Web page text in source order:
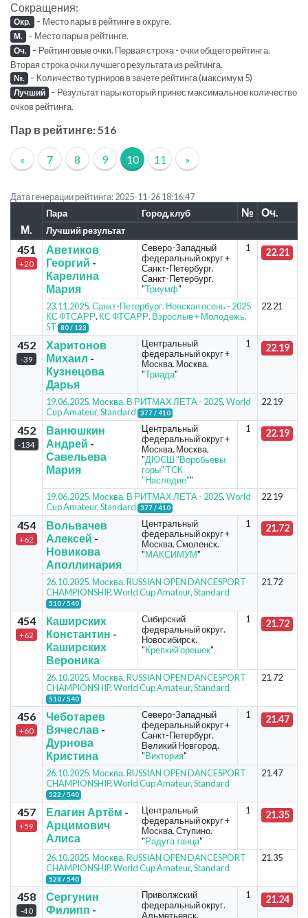
Сокращения:
Окр. - Место пары в рейтинге в округе.
М. - Место пары в рейтинге.
Оч. - Рейтинговые очки. Первая строка - очки общего рейтинга.
Вторая строка очки лучшего результата из рейтинга.
№. - Количество турниров в зачете рейтинга (максимум 5)
Лучший - Результат пары который принес максимальное количество
очков рейтинга.
Пар в рейтинге: 516
« 7 8 9 10 11 »
Дата генерации рейтинга: 2025-11-26 18:16:47
М.
Пара Город,клуб № Оч.
Лучший результат
451
+20
Аветиков
Георгий -
Карелина
Мария
Северо-Западный
федеральный округ +
Санкт-Петербург.
Санкт-Петербург.
"Триумф"
1 22.21
23.11.2025. Санкт-Петербург. Невская осень - 2025
КС ФТСАРР. КС ФТСАРР. Взрослые + Молодежь,
ST
80 / 123
22.21
452
-39
Харитонов
Михаил -
Кузнецова
Дарья
Центральный
федеральный округ +
Москва. Москва.
"Триада"
1 22.19
19.06.2025. Москва. В РИТМАХ ЛЕТА - 2025.World
Cup Amateur, Standard
377 / 410
22.19
452
-134
Ванюшкин
Андрей -
Савельева
Мария
Центральный
федеральный округ +
Москва. Москва.
"ДЮСШ "Воробьевы
горы" ТСК
"Наследие""
1 22.19
19.06.2025. Москва. В РИТМАХ ЛЕТА - 2025.World
Cup Amateur, Standard
377 / 410
22.19
454
+62
Вольвачев
Алексей -
Новикова
Аполлинария
Центральный
федеральный округ +
Москва. Смоленск.
"МАКСИМУМ"
1 21.72
26.10.2025. Москва. RUSSIAN OPEN DANCESPORT
CHAMPIONSHIP.World Cup Amateur, Standard
510 / 540
21.72
454
+62
Каширских
Константин -
Каширских
Вероника
Сибирский
федеральный округ.
Новосибирск.
"Крепкий орешек"
1 21.72
26.10.2025. Москва. RUSSIAN OPEN DANCESPORT
CHAMPIONSHIP.World Cup Amateur, Standard
510 / 540
21.72
456
+60
Чеботарев
Вячеслав-
Дурнова
Кристина
Северо-Западный
федеральный округ +
Санкт-Петербург.
Великий Новгород.
"Виктория"
1 21.47
26.10.2025. Москва. RUSSIAN OPEN DANCESPORT
CHAMPIONSHIP.World Cup Amateur, Standard
522 / 540
21.47
457
+59
Елагин Артём -
Арцимович
Алиса
Центральный
федеральный округ +
Москва. Ступино.
"Радуга танца"
1 21.35
26.10.2025. Москва. RUSSIAN OPEN DANCESPORT
CHAMPIONSHIP.World Cup Amateur, Standard
528 / 540
21.35
458
-40
Сергунин
Филипп -
Приволжский
федеральный округ.
Альметьевск.
1 21.24